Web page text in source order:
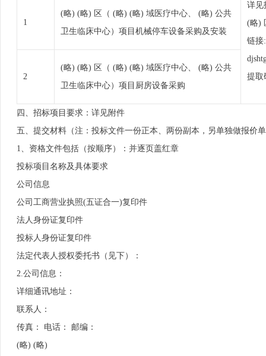
1
(略) (略) 区（ (略) (略) 域医疗中心、 (略) 公共
卫生临床中心）项目机械停车设备采购及安装
详见
(略)
链接
提取
2
(略) (略) 区（ (略) (略) 域医疗中心、 (略) 公共
卫生临床中心）项目厨房设备采购
四、招标项目要求：详见附件
五、提交材料（注：投标文件一份正本、两份副本，另单独做报价
1、资格文件包括（按顺序）：并逐页盖红章
投标项目名称及具体要求
公司信息
公司工商营业执照(五证合一)复印件
法人身份证复印件
投标人身份证复印件
法定代表人授权委托书（见下）：
2.公司信息：
详细通讯地址：
联系人：
传真： 电话： 邮编：
(略) (略)